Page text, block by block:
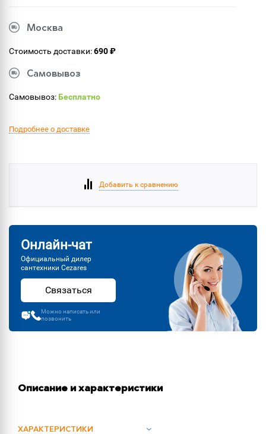
Москва
Стоимость доставки:690 ₽
Самовывоз
Самовывоз:Бесплатно
Подробнее о доставке
Добавить к сравнению
Онлайн-чат
Официальный дилер
сантехники Cezares
Связаться
Можно написать или
позвонить
Описание и характеристики
ХАРАКТЕРИСТИКИ